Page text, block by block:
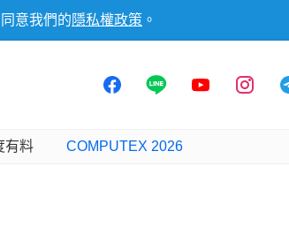
意我們的 隱私權政策 。
有料 COMPUTEX 2026